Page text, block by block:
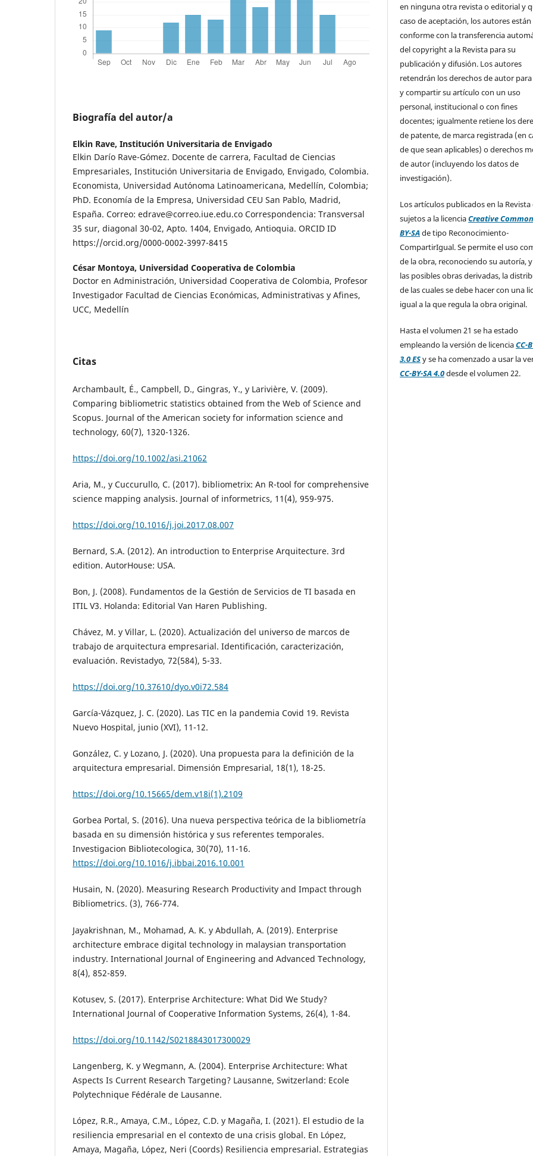
Biografía del autor/a
Elkin Rave, Institución Universitaria de Envigado
Elkin Darío Rave-Gómez. Docente de carrera, Facultad de Ciencias
Empresariales, Institución Universitaria de Envigado, Envigado, Colombia.
Economista, Universidad Autónoma Latinoamericana, Medellín, Colombia;
PhD. Economía de la Empresa, Universidad CEU San Pablo, Madrid,
España. Correo: edrave@correo.iue.edu.co Correspondencia: Transversal
35 sur, diagonal 30-02, Apto. 1404, Envigado, Antioquia. ORCID ID
https://orcid.org/0000-0002-3997-8415
César Montoya, Universidad Cooperativa de Colombia
Doctor en Administración, Universidad Cooperativa de Colombia, Profesor
Investigador Facultad de Ciencias Económicas, Administrativas y Afines,
UCC, Medellín
Citas
Archambault, É., Campbell, D., Gingras, Y., y Larivière, V. (2009).
Comparing bibliometric statistics obtained from the Web of Science and
Scopus. Journal of the American society for information science and
technology, 60(7), 1320-1326.
https://doi.org/10.1002/asi.21062
Aria, M., y Cuccurullo, C. (2017). bibliometrix: An R-tool for comprehensive
science mapping analysis. Journal of informetrics, 11(4), 959-975.
https://doi.org/10.1016/j.joi.2017.08.007
Bernard, S.A. (2012). An introduction to Enterprise Arquitecture. 3rd
edition. AutorHouse: USA.
Bon, J. (2008). Fundamentos de la Gestión de Servicios de TI basada en
ITIL V3. Holanda: Editorial Van Haren Publishing.
Chávez, M. y Villar, L. (2020). Actualización del universo de marcos de
trabajo de arquitectura empresarial. Identificación, caracterización,
evaluación. Revistadyo, 72(584), 5-33.
https://doi.org/10.37610/dyo.v0i72.584
García-Vázquez, J. C. (2020). Las TIC en la pandemia Covid 19. Revista
Nuevo Hospital, junio (XVI), 11-12.
González, C. y Lozano, J. (2020). Una propuesta para la definición de la
arquitectura empresarial. Dimensión Empresarial, 18(1), 18-25.
https://doi.org/10.15665/dem.v18i(1).2109
Gorbea Portal, S. (2016). Una nueva perspectiva teórica de la bibliometría
basada en su dimensión histórica y sus referentes temporales.
Investigacion Bibliotecologica, 30(70), 11-16.
https://doi.org/10.1016/j.ibbai.2016.10.001
Husain, N. (2020). Measuring Research Productivity and Impact through
Bibliometrics. (3), 766-774.
Jayakrishnan, M., Mohamad, A. K. y Abdullah, A. (2019). Enterprise
architecture embrace digital technology in malaysian transportation
industry. International Journal of Engineering and Advanced Technology,
8(4), 852-859.
Kotusev, S. (2017). Enterprise Architecture: What Did We Study?
International Journal of Cooperative Information Systems, 26(4), 1-84.
https://doi.org/10.1142/S0218843017300029
Langenberg, K. y Wegmann, A. (2004). Enterprise Architecture: What
Aspects Is Current Research Targeting? Lausanne, Switzerland: Ecole
Polytechnique Fédérale de Lausanne.
López, R.R., Amaya, C.M., López, C.D. y Magaña, I. (2021). El estudio de la
resiliencia empresarial en el contexto de una crisis global. En López,
Amaya, Magaña, López, Neri (Coords) Resiliencia empresarial. Estrategias
en ninguna otra revista o editorial y
caso de aceptación, los autores están
conforme con la transferencia
del copyright a la Revista para su
publicación y difusión. Los autores
retendrán los derechos de autor
y compartir su artículo con un uso
personal, institucional o con fines
docentes; igualmente retiene los
de patente, de marca registrada (en
de que sean aplicables) o derechos
de autor (incluyendo los datos de
investigación).
Los artículos publicados en la Revista
sujetos a la licenciaCreative
BY-SAde tipo Reconocimiento-
CompartirIgual. Se permite el uso
de la obra, reconociendo su autoría,
las posibles obras derivadas, la
de las cuales se debe hacer con una
igual a la que regula la obra original.
Hasta el volumen 21 se ha estado
empleando la versión de licenciaCC-
3.0 ESy se ha comenzado a usar la
CC-BY-SA 4.0desde el volumen 22.